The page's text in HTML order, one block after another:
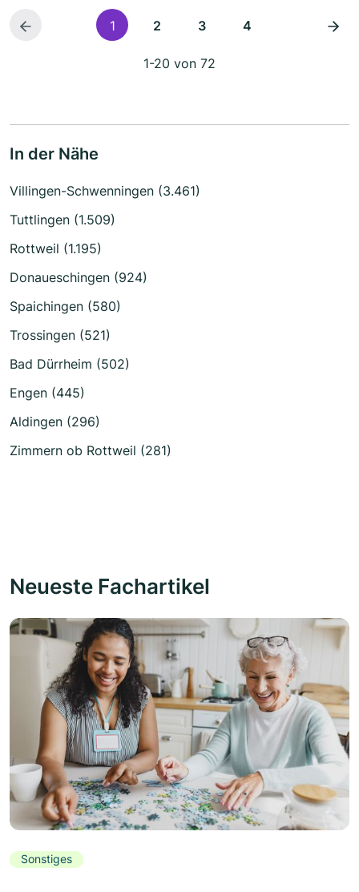
1 2 3 4
1-20 von 72
In der Nähe
Villingen-Schwenningen (3.461)
Tuttlingen (1.509)
Rottweil (1.195)
Donaueschingen (924)
Spaichingen (580)
Trossingen (521)
Bad Dürrheim (502)
Engen (445)
Aldingen (296)
Zimmern ob Rottweil (281)
Neueste Fachartikel
Sonstiges